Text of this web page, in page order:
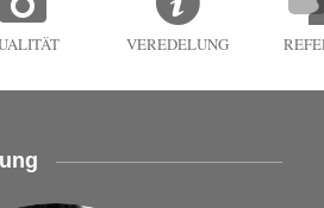
VEREDELUNG